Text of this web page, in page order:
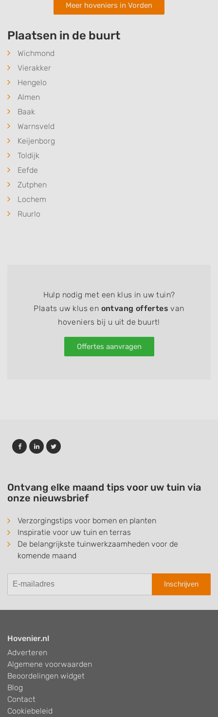
Meer hoveniers in Vorden
Plaatsen in de buurt
Wichmond
Vierakker
Hengelo
Almen
Baak
Warnsveld
Keijenborg
Toldijk
Eefde
Zutphen
Lochem
Ruurlo
Hulp nodig met een klus in uw tuin?
Plaats uw klus en ontvang offertes van
hoveniers bij u uit de buurt!
Offertes aanvragen
Ontvang elke maand tips voor uw tuin via
onze nieuwsbrief
Verzorgingstips voor bomen en planten
Inspiratie voor uw tuin en terras
De belangrijkste tuinwerkzaamheden voor de
komende maand
Inschrijven
Hovenier.nl
Adverteren
Algemene voorwaarden
Beoordelingen widget
Blog
Contact
Cookiebeleid